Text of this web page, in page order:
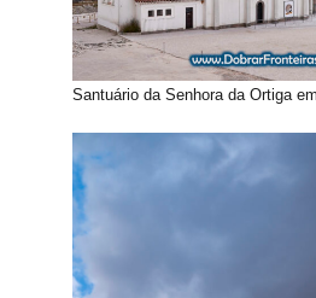
Santuário da Senhora da Ortiga